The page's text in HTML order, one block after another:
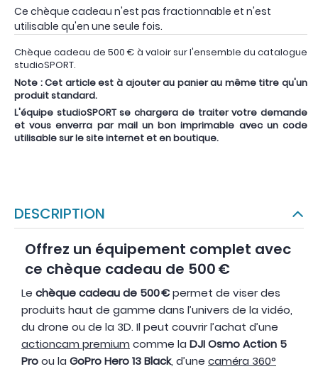
Ce chèque cadeau n'est pas fractionnable et n'est
utilisable qu'en une seule fois.
Chèque cadeau de 500 € à valoir sur l'ensemble du catalogue
studioSPORT.
Note : Cet article est à ajouter au panier au même titre qu'un
produit standard.
L'équipe studioSPORT se chargera de traiter votre demande
et vous enverra par mail un bon imprimable avec un code
utilisable sur le site internet et en boutique.
DESCRIPTION
Offrez un équipement complet avec
ce chèque cadeau de 500 €
Le chèque cadeau de 500 €permet de viser des
produits haut de gamme dans l’univers de la vidéo,
du drone ou de la 3D. Il peut couvrir l’achat d’une
actioncam premium comme la DJI Osmo Action 5
Proou la GoPro Hero 13 Black, d’une caméra 360°